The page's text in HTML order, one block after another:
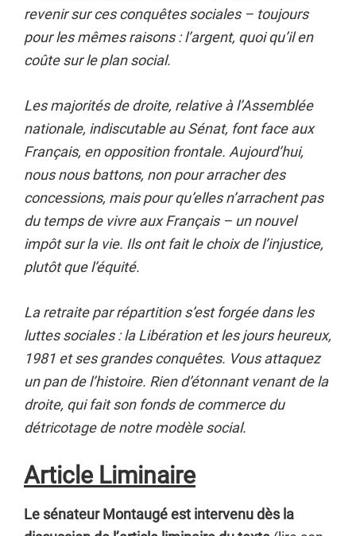
revenir sur ces conquêtes sociales – toujours
pour les mêmes raisons : l’argent, quoi qu’il en
coûte sur le plan social.
Les majorités de droite, relative à l’Assemblée
nationale, indiscutable au Sénat, font face aux
Français, en opposition frontale. Aujourd’hui,
nous nous battons, non pour arracher des
concessions, mais pour qu’elles n’arrachent pas
du temps de vivre aux Français – un nouvel
impôt sur la vie. Ils ont fait le choix de l’injustice,
plutôt que l’équité.
La retraite par répartition s’est forgée dans les
luttes sociales : la Libération et les jours heureux,
1981 et ses grandes conquêtes. Vous attaquez
un pan de l’histoire. Rien d’étonnant venant de la
droite, qui fait son fonds de commerce du
détricotage de notre modèle social.
Article Liminaire
Le sénateur Montaugé est intervenu dès la